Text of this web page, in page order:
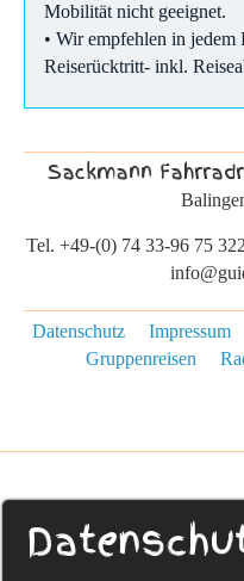
Mobilität nicht geeignet.
• Wir empfehlen in jedem
Reiserücktritt- inkl.
Sackmann
Tel. +49-(0) 74 33-96 75
Datenschutz Impressum
Gruppenreisen